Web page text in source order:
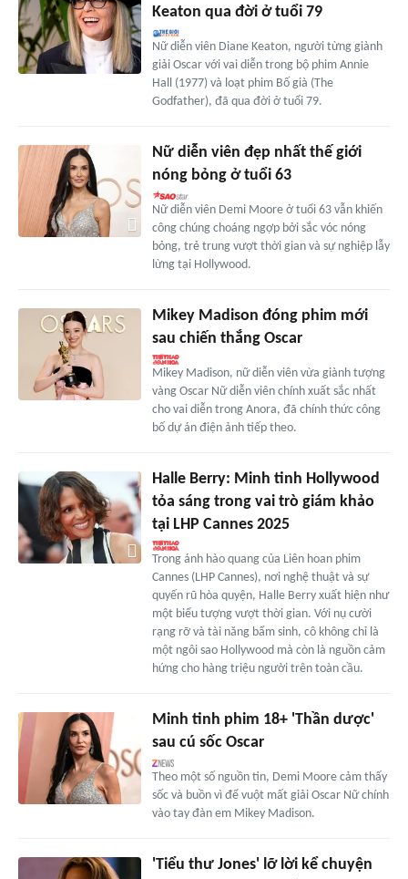
Keaton qua đời ở tuổi 79
Nữ diễn viên Diane Keaton, người từng giành
giải Oscar với vai diễn trong bộ phim Annie
Hall (1977) và loạt phim Bố già (The
Godfather), đã qua đời ở tuổi 79.
Nữ diễn viên đẹp nhất thế giới
nóng bỏng ở tuổi 63
Nữ diễn viên Demi Moore ở tuổi 63 vẫn khiến
công chúng choáng ngợp bởi sắc vóc nóng
bỏng, trẻ trung vượt thời gian và sự nghiệp lẫy
lừng tại Hollywood.
Mikey Madison đóng phim mới
sau chiến thắng Oscar
Mikey Madison, nữ diễn viên vừa giành tượng
vàng Oscar Nữ diễn viên chính xuất sắc nhất
cho vai diễn trong Anora, đã chính thức công
bố dự án điện ảnh tiếp theo.
Halle Berry: Minh tinh Hollywood
tỏa sáng trong vai trò giám khảo
tại LHP Cannes 2025
Trong ánh hào quang của Liên hoan phim
Cannes (LHP Cannes), nơi nghệ thuật và sự
quyến rũ hòa quyện, Halle Berry xuất hiện như
một biểu tượng vượt thời gian. Với nụ cười
rạng rỡ và tài năng bẩm sinh, cô không chỉ là
một ngôi sao Hollywood mà còn là nguồn cảm
hứng cho hàng triệu người trên toàn cầu.
Minh tinh phim 18+ 'Thần dược'
sau cú sốc Oscar
Theo một số nguồn tin, Demi Moore cảm thấy
sốc và buồn vì để vuột mất giải Oscar Nữ chính
vào tay đàn em Mikey Madison.
'Tiểu thư Jones' lỡ lời kể chuyện